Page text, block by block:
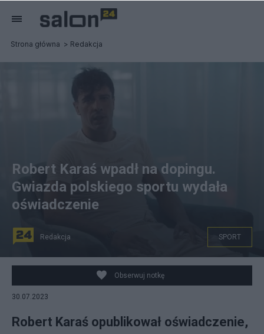
Strona główna Redakcja
na zdjęciu: Robert Karaś fot. Instagram
Robert Karaś wpadł na dopingu.
Gwiazda polskiego sportu wydała
oświadczenie
Redakcja SPORT
Obserwuj notkę
30.07.2023
Robert Karaś opublikował oświadczenie,